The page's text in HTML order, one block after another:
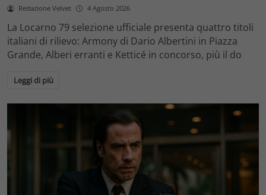
Redazione Velvet 4 Agosto 2026
La Locarno 79 selezione ufficiale presenta quattro titoli
italiani di rilievo: Armony di Dario Albertini in Piazza
Grande, Alberi erranti e Ketticé in concorso, più il do
Leggi di più